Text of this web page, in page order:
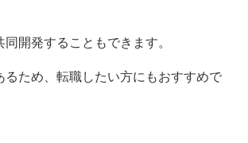
開発することもできます。
るため、転職したい方にもおすすめで